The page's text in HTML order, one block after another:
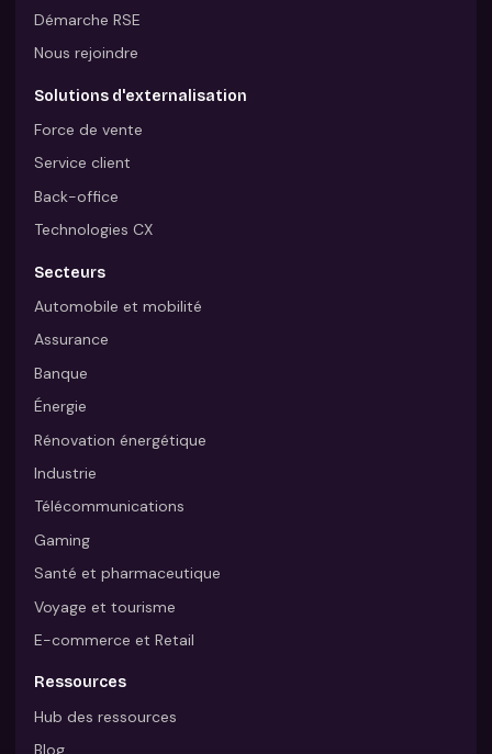
Démarche RSE
Nous rejoindre
Solutions d'externalisation
Force de vente
Service client
Back-office
Technologies CX
Secteurs
Automobile et mobilité
Assurance
Banque
Énergie
Rénovation énergétique
Industrie
Télécommunications
Gaming
Santé et pharmaceutique
Voyage et tourisme
E-commerce et Retail
Ressources
Hub des ressources
Blog